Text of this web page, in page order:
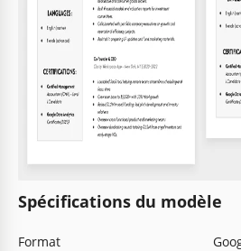
Spécifications du modèle
Format